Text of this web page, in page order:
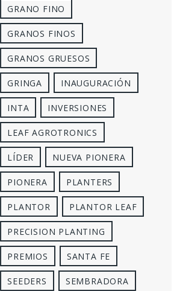
GRANO FINO
GRANOS FINOS
GRANOS GRUESOS
GRINGA INAUGURACIÓN
INTA INVERSIONES
LEAF AGROTRONICS
LÍDER NUEVA PIONERA
PIONERA PLANTERS
PLANTOR PLANTOR LEAF
PRECISION PLANTING
PREMIOS SANTA FE
SEEDERS SEMBRADORA